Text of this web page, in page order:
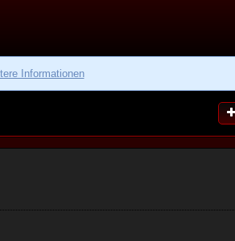
Informationen